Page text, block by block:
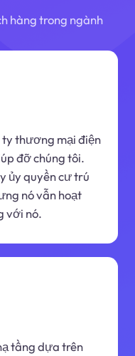
hàng trong ngành
thương mại điện
đỡ chúng tôi.
ủy quyền cư trú
nó vẫn hoạt
với nó.
tầng dựa trên